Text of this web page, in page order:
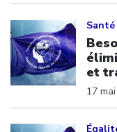
et
17